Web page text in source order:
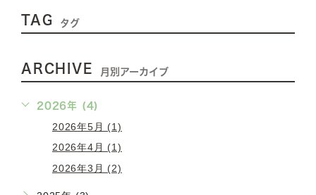
TAG タグ
ARCHIVE 月別アーカイブ
2026年 (4)
2026年5月 (1)
2026年4月 (1)
2026年3月 (2)